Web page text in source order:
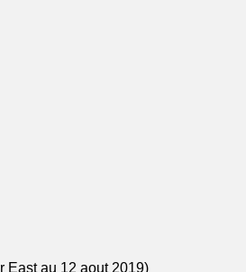
East au 12 aout 2019)